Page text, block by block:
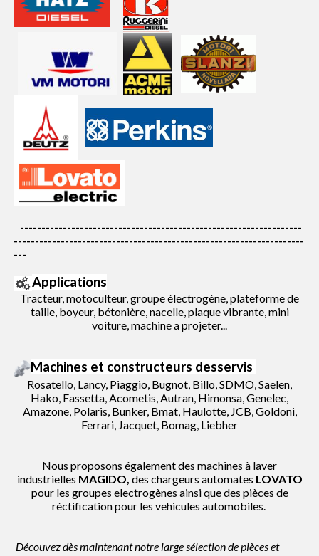
------------------------------------------------------------------
--------------------------------------------------------------------
---
Applications
Tracteur, motoculteur, groupe électrogène, plateforme de
taille, boyeur, bétonière, nacelle, plaque vibrante, mini
voiture, machine a projeter...
Machines et constructeurs desservis
Rosatello, Lancy, Piaggio, Bugnot, Billo, SDMO, Saelen,
Hako, Fassetta, Acometis, Autran, Himonsa, Genelec,
Amazone, Polaris, Bunker, Bmat, Haulotte, JCB, Goldoni,
Ferrari, Jacquet, Bomag, Liebher
Nous proposons également des machines à laver
industrielles MAGIDO des chargeurs automates LOVATO
pour les groupes electrogènes ainsi que des pièces de
réctification pour les vehicules automobiles.
Découvez dès maintenant notre large sélection de pièces et